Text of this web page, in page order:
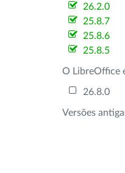
26.2.0
25.8.7
25.8.6
25.8.5
O LibreOffice
26.8.0
Versões